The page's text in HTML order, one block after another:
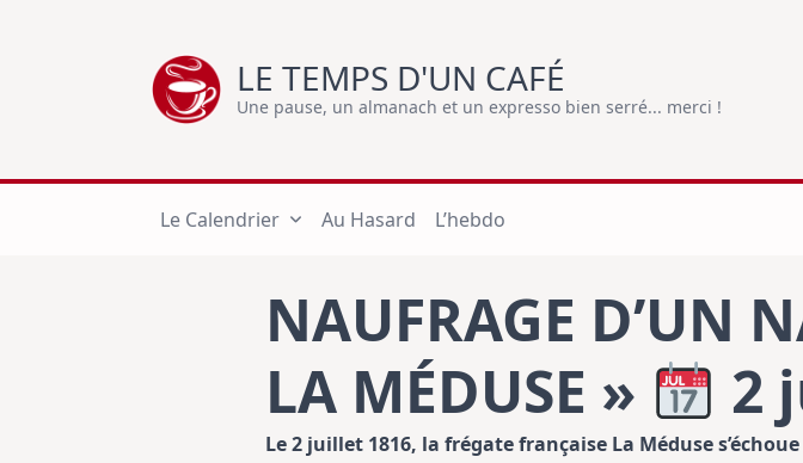
LE TEMPS D'UN CAFÉ
Une pause, un almanach et un expresso bien serré... merci !
Le Calendrier Au Hasard L’hebdo
NAUFRAGE D’UN
LA MÉDUSE »
2
Le 2 juillet 1816, la frégate française La Méduse